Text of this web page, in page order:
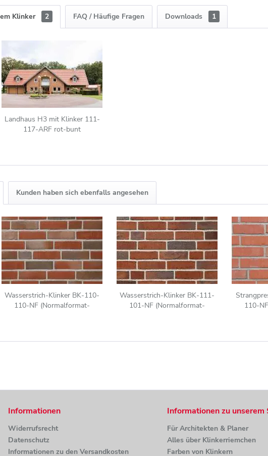
Klinker 2 FAQ / Häufige Fragen Downloads 1
Landhaus H3 mit Klinker 111-
117-ARF rot-bunt
Kunden haben sich ebenfalls angesehen
Wasserstrich-Klinker BK-110-
110-NF (Normalformat-
Wasserstrich-Klinker BK-111-
101-NF (Normalformat-
110-
Informationen
Widerrufsrecht
Datenschutz
Informationen zu den Versandkosten
Informationen zu unserem
Für Architekten & Planer
Alles über Klinkerriemchen
Farben von Klinkern